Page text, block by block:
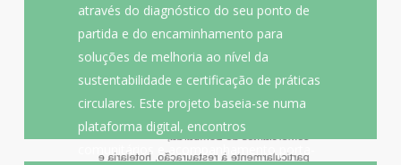
através do diagnóstico do seu ponto de
partida e do encaminhamento para
soluções de melhoria ao nível da
sustentabilidade e certificação de práticas
circulares. Este projeto baseia-se numa
plataforma digital, encontros
comunitários e acompanhamento porta-
Os comerciantes de Bombarda não
reconhecem ter um problema de
desperdício de recursos e não identificam
oportunidades circulares no seu negócio.
Este projeto dirige-se a todos os
comerciantes de Bombarda,
particularmente à restauração, hotelaria e